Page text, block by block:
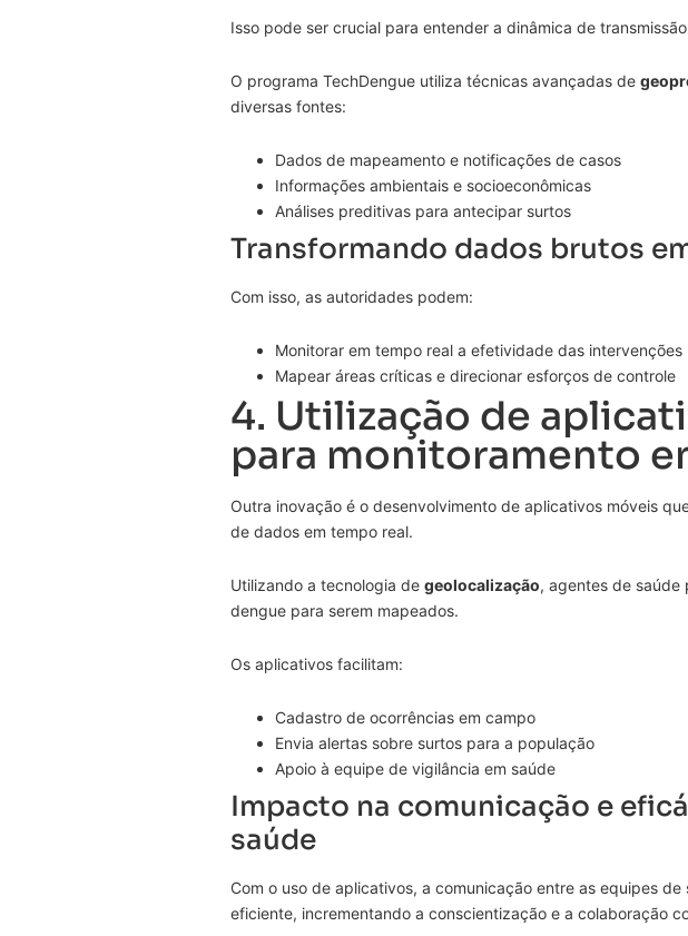
Isso pode ser crucial para entender a dinâmica de
O programa TechDengue utiliza técnicas avançadas de
diversas fontes:
Dados de mapeamento e notificações de casos
Informações ambientais e socioeconômicas
Análises preditivas para antecipar surtos
Transformando dados brutos
Com isso, as autoridades podem:
Monitorar em tempo real a efetividade das intervenções
Mapear áreas críticas e direcionar esforços de controle
4. Utilização de
para monitoramento
Outra inovação é o desenvolvimento de aplicativos móveis
de dados em tempo real.
Utilizando a tecnologia de geolocalização, agentes de
dengue para serem mapeados.
Os aplicativos facilitam:
Cadastro de ocorrências em campo
Envia alertas sobre surtos para a população
Apoio à equipe de vigilância em saúde
Impacto na comunicação e
saúde
Com o uso de aplicativos, a comunicação entre as equipes
eficiente, incrementando a conscientização e a colaboração